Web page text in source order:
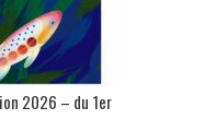
2026 – du 1er